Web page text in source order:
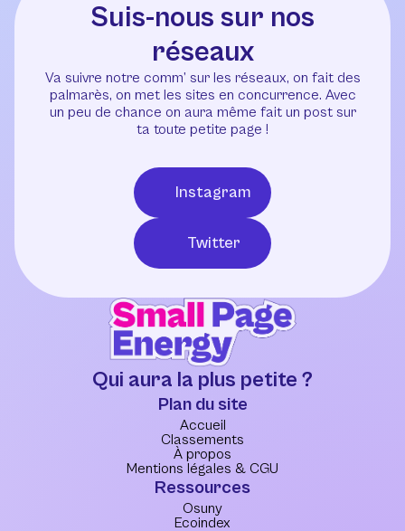
Suis-nous sur nos
réseaux
Va suivre notre comm’ sur les réseaux, on fait des
palmarès, on met les sites en concurrence. Avec
un peu de chance on aura même fait un post sur
ta toute petite page !
Instagram
Twitter
Qui aura la plus petite ?
Plan du site
Accueil
Classements
À propos
Mentions légales & CGU
Ressources
Osuny
Ecoindex